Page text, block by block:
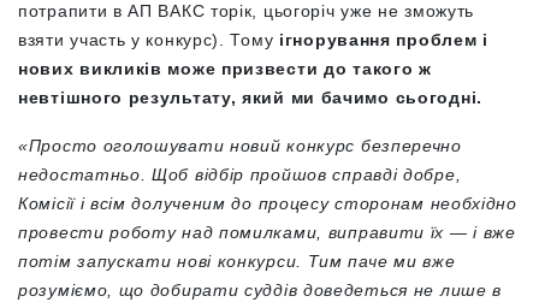
потрапити в АП ВАКС торік, цьогоріч уже не зможуть
взяти участь у конкурс). Тому ігнорування проблем і
нових викликів може призвести до такого ж
невтішного результату, який ми бачимо сьогодні.
«Просто оголошувати новий конкурс безперечно
недостатньо. Щоб відбір пройшов справді добре,
Комісії і всім долученим до процесу сторонам необхідно
провести роботу над помилками, виправити їх — і вже
потім запускати нові конкурси. Тим паче ми вже
розуміємо, що добирати суддів доведеться не лише в